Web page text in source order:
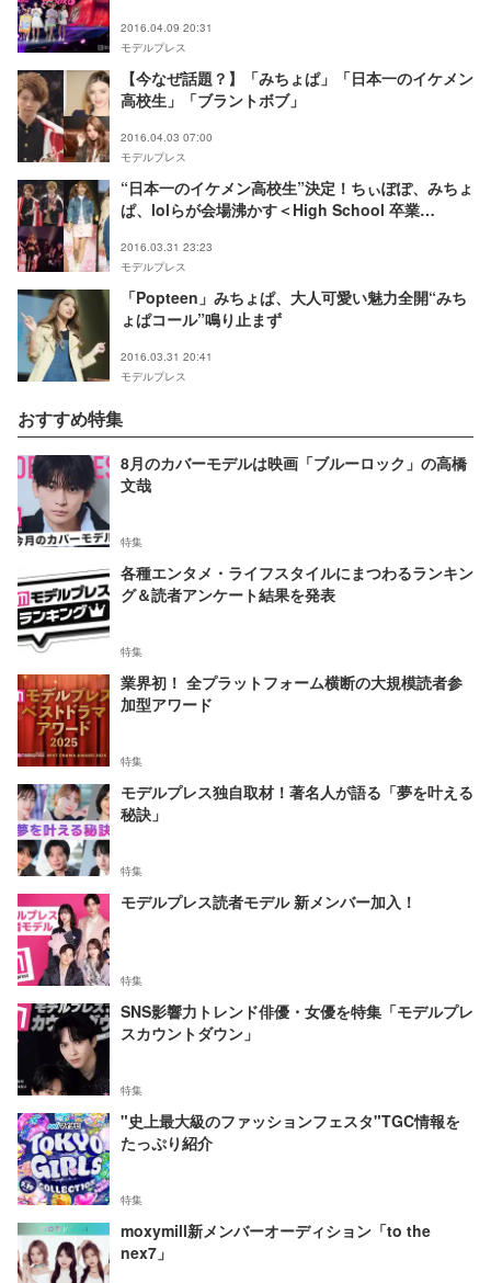
2016.04.09 20:31
モデルプレス
【今なぜ話題？】「みちょぱ」「日本一のイケメン
高校生」「ブラントボブ」
2016.04.03 07:00
モデルプレス
“日本一のイケメン高校生”決定！ちぃぽぽ、みちょ
ぱ、lolらが会場沸かす＜High School 卒業
2016.03.31 23:23
モデルプレス
「Popteen」みちょぱ、大人可愛い魅力全開“みち
ょぱコール”鳴り止まず
2016.03.31 20:41
モデルプレス
おすすめ特集
8月のカバーモデルは映画「ブルーロック」の高橋
文哉
特集
各種エンタメ・ライフスタイルにまつわるランキン
グ＆読者アンケート結果を発表
特集
業界初！ 全プラットフォーム横断の大規模読者参
加型アワード
特集
モデルプレス独自取材！著名人が語る「夢を叶える
秘訣」
特集
モデルプレス読者モデル 新メンバー加入！
特集
SNS影響力トレンド俳優・女優を特集「モデルプレ
スカウントダウン」
特集
"史上最大級のファッションフェスタ"TGC情報を
たっぷり紹介
特集
moxymill新メンバーオーディション「to the
nex7」